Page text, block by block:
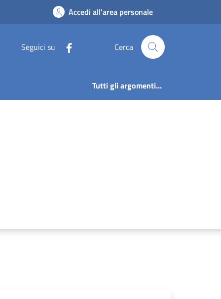
Accedi all'area personale
Seguici su Cerca
Tutti gli argomenti...